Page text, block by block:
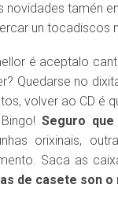
novidades tamén
un tocadiscos
é aceptalo
Quedarse no
volver ao CD é
Seguro
orixinais,
Saca as
de casete son